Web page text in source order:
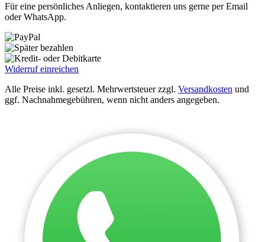
Für eine persönliches Anliegen, kontaktieren uns gerne per Email
oder WhatsApp.
Widerruf einreichen
Alle Preise inkl. gesetzl. Mehrwertsteuer zzgl. Versandkosten und
ggf. Nachnahmegebühren, wenn nicht anders angegeben.